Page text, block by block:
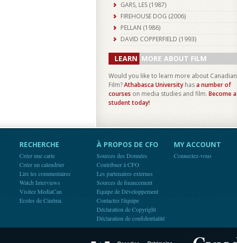
GARS, LES (1987)
FIREHOUSE DOG (2006)
PELLAN (1986)
DAVID COPPERFIELD (1993)
LEARN MORE ABOUT FILM
Would you like to learn more about Canadian
Film?Athabasca University hasa number of
courses on media studies and film. Become a
student today!
RECHERCHE
Créer une carte
Créer un calendrier
Lire les commentaires
Watch Interviews
Visitez MediaCan
Ecoles de Cinéma
À PROPOS DE CFO
Sources des Données
Contribuer à CFO
Les partenaires externes
Sources de financement
Équipe de Développement
Contactez l'équipe
Déclaration de Copyright
Déclaration de confidentialité
MY ACCOUNT
Connectez-vous